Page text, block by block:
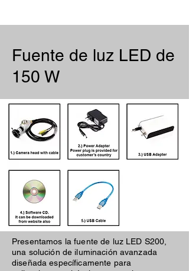
Fuente de luz LED de
150 W
Presentamos la fuente de luz LED S200,
una solución de iluminación avanzada
diseñada específicamente para